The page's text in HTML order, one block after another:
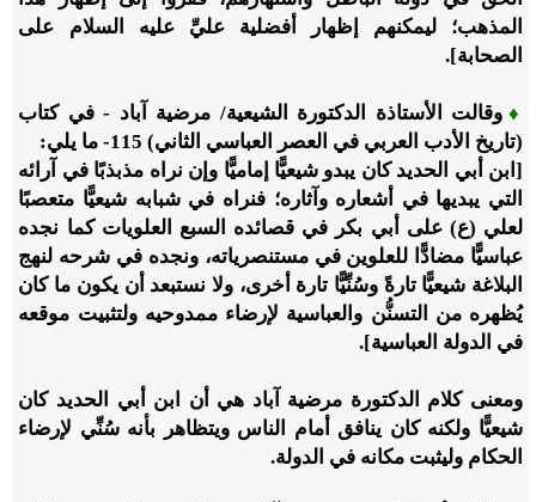
المذهب؛ ليمكنهم إظهار أفضلية عليِّ عليه السلام على
الصحابة].
♦ وقالت الأستاذة الدكتورة الشيعية/ مرضية آباد - في كتاب
(تاريخ الأدب العربي في العصر العباسي الثاني) 115- ما يلي:
[ابن أبي الحديد کان يبدو شيعيًّا إماميًّا وإن نراه مذبذبًا في آرائه
التي يبديها في أشعاره وآثاره؛ فنراه في شبابه شيعيًّا متعصبًا
لعلي (ع) على أبي بکر في قصائده السبع العلويات کما نجده
عباسيًّا مضادًّا للعلوين في مستنصرياته، ونجده في شرحه لنهج
البلاغة شيعيًّا تارةً وسُنِّيًّا تارة أخرى، ولا نستبعد أن يکون ما کان
يُظهره من التسنُّن والعباسية لإرضاء ممدوحيه ولتثبيت موقعه
في الدولة العباسية].
ومعنى كلام الدكتورة مرضية آباد هي أن ابن أبي الحديد كان
شيعيًّا ولكنه كان ينافق أمام الناس ويتظاهر بأنه سُنِّي لإرضاء
الحكام وليثبت مكانه في الدولة.